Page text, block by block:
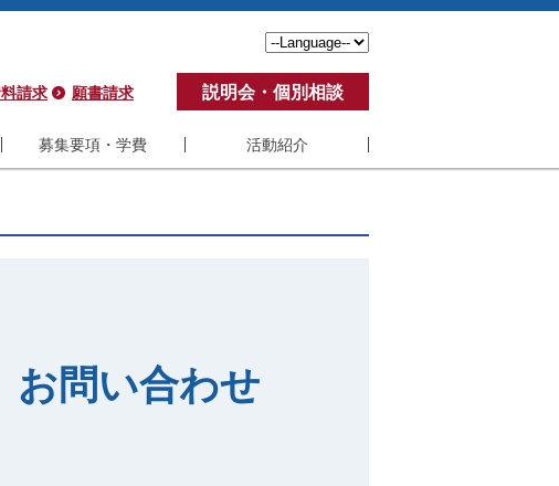
請求 願書請求 説明会・個別相談
募集要項・学費 活動紹介
学費
学生の声
紀要
お問い合わせ